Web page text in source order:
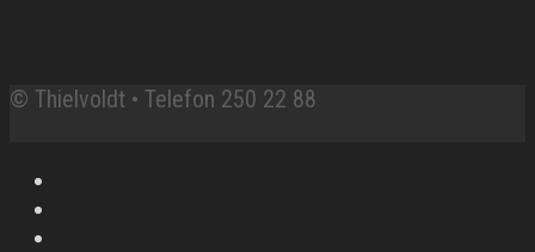
© Thielvoldt • Telefon 250 22 88